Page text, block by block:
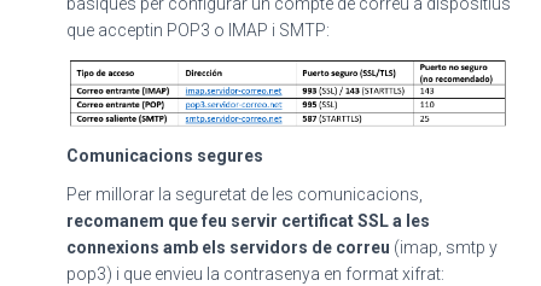
que acceptin POP3 o IMAP i SMTP:
Comunicacions segures
Per millorar la seguretat de les comunicacions,
recomanem que feu servir certificat SSL a les
connexions amb els servidors de correu (imap, smtp y
pop3) i que envieu la contrasenya en format xifrat: